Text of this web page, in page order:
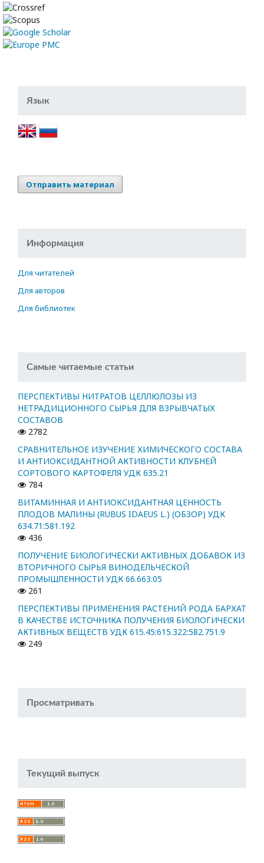
Язык
Отправить материал
Информация
Для читателей
Для авторов
Для библиотек
Самые читаемые статьи
ПЕРСПЕКТИВЫ НИТРАТОВ ЦЕЛЛЮЛОЗЫ ИЗ
НЕТРАДИЦИОННОГО СЫРЬЯ ДЛЯ ВЗРЫВЧАТЫХ
СОСТАВОВ
2782
СРАВНИТЕЛЬНОЕ ИЗУЧЕНИЕ ХИМИЧЕСКОГО СОСТАВА
И АНТИОКСИДАНТНОЙ АКТИВНОСТИ КЛУБНЕЙ
СОРТОВОГО КАРТОФЕЛЯ УДК 635.21
784
ВИТАМИННАЯ И АНТИОКСИДАНТНАЯ ЦЕННОСТЬ
ПЛОДОВ МАЛИНЫ (RUBUS IDAEUS L.) (ОБЗОР) УДК
634.71:581.192
436
ПОЛУЧЕНИЕ БИОЛОГИЧЕСКИ АКТИВНЫХ ДОБАВОК ИЗ
ВТОРИЧНОГО СЫРЬЯ ВИНОДЕЛЬЧЕСКОЙ
ПРОМЫШЛЕННОСТИ УДК 66.663.05
261
ПЕРСПЕКТИВЫ ПРИМЕНЕНИЯ РАСТЕНИЙ РОДА БАРХАТ
В КАЧЕСТВЕ ИСТОЧНИКА ПОЛУЧЕНИЯ БИОЛОГИЧЕСКИ
АКТИВНЫХ ВЕЩЕСТВ УДК 615.45:615.322:582.751.9
249
Просматривать
Текущий выпуск